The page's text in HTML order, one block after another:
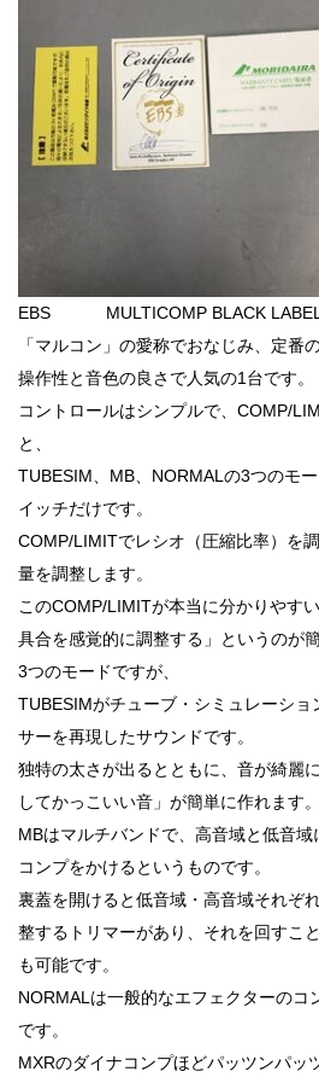
EBS MULTICOMP BLACK LABEL
「マルコン」の愛称でおなじみ、定番
操作性と音色の良さで人気の1台です。
コントロールはシンプルで、COMP/
と、
TUBESIM、MB、NORMALの3つのモ
イッチだけです。
COMP/LIMITでレシオ（圧縮比率）を
量を調整します。
このCOMP/LIMITが本当に分かりやす
具合を感覚的に調整する」というのが
3つのモードですが、
TUBESIMがチューブ・シミュレーショ
サーを再現したサウンドです。
独特の太さが出るとともに、音が綺麗
してかっこいい音」が簡単に作れます。
MBはマルチバンドで、高音域と低音
コンプをかけるというものです。
裏蓋を開けると低音域・高音域それぞ
整するトリマーがあり、それを回すこ
も可能です。
NORMALは一般的なエフェクターのコ
です。
MXRのダイナコンプほどパッツンパッ